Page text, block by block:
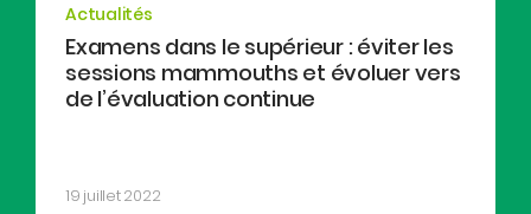
Actualités
Examens dans le supérieur : éviter les
sessions mammouths et évoluer vers
de l’évaluation continue
19 juillet 2022